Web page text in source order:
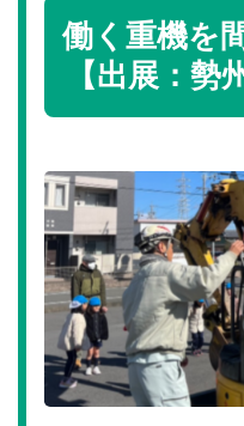
働く重機を
【出展：勢